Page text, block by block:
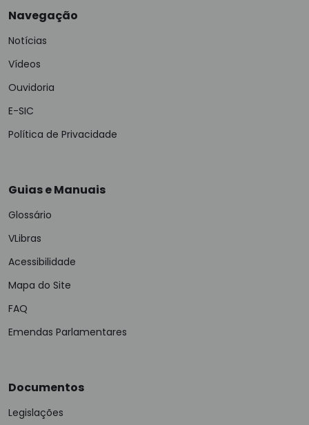
Navegação
Notícias
Vídeos
Ouvidoria
E-SIC
Política de Privacidade
Guias e Manuais
Glossário
VLibras
Acessibilidade
Mapa do Site
FAQ
Emendas Parlamentares
Documentos
Legislações